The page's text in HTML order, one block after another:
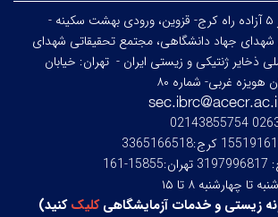
کرج: کیلومتر ۵ آزاده راه کرج- قزوین، ورودی بهشت سکینه -
شهدای جهاد دانشگاهی، مجتمع تحقیقاتی شهدای
ذخایر ژنتیکی و زیستی ایران - تهران: خیابان
غربی- شماره ۸۰
161
شنبه تا چهارشنبه ۸ تا ۱۵
زیستی و خدمات آزمایشگاهیکلیککنید)